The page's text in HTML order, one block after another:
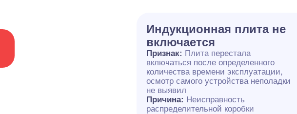
Индукционная плита не
включается
Признак: Плита перестала
включаться после определенного
количества времени эксплуатации,
осмотр самого устройства неполадки
не выявил
Причина: Неисправность
распределительной коробки